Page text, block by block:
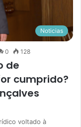
Noticias
0 128
de
cumprido?
voltado à